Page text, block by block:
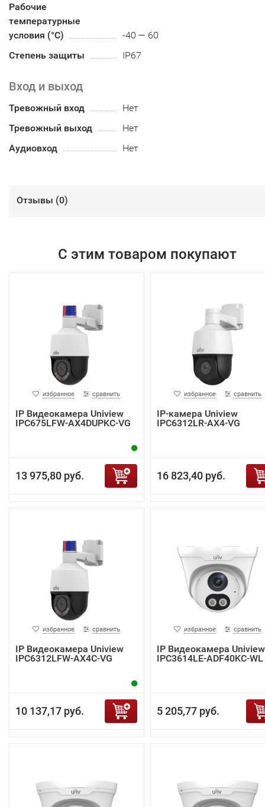
Рабочие
температурные
условия (°С)
-40 — 60
Степень защиты
IP67
Вход и выход
Тревожный вход
Нет
Тревожный выход
Нет
Аудиовход
Нет
Отзывы (0)
С этим товаром покупают
избранное сравнить
IP Видеокамера Uniview
IPC675LFW-AX4DUPKC-VG
13 975,80 руб.
избранное сравнить
IP-камера Uniview
IPC6312LR-AX4-VG
16 823,40 руб.
избранное сравнить
IP Видеокамера Uniview
IPC6312LFW-AX4C-VG
10 137,17 руб.
избранное сравнить
IP Видеокамера Uniview
IPC3614LE-ADF40KC-WL
5 205,77 руб.